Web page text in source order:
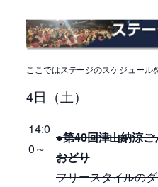
ここではステージのスケジュール
4日（土）
14:0
0～
●第40回津山納涼
おどり
フリースタイルの